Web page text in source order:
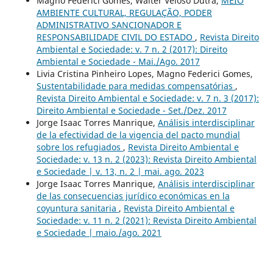
AMBIENTE CULTURAL, REGULAÇÃO, PODER
ADMINISTRATIVO SANCIONADOR E
RESPONSABILIDADE CIVIL DO ESTADO , Revista Direito
Ambiental e Sociedade: v. 7 n. 2 (2017): Direito
Ambiental e Sociedade - Mai./Ago. 2017
Livia Cristina Pinheiro Lopes, Magno Federici Gomes,
Sustentabilidade para medidas compensatórias ,
Revista Direito Ambiental e Sociedade: v. 7 n. 3 (2017):
Direito Ambiental e Sociedade - Set./Dez. 2017
Jorge Isaac Torres Manrique, Análisis interdisciplinar
de la efectividad de la vigencia del pacto mundial
sobre los refugiados , Revista Direito Ambiental e
Sociedade: v. 13 n. 2 (2023): Revista Direito Ambiental
e Sociedade | v. 13, n. 2 | mai. ago. 2023
Jorge Isaac Torres Manrique, Análisis interdisciplinar
de las consecuencias jurídico económicas en la
coyuntura sanitaria , Revista Direito Ambiental e
Sociedade: v. 11 n. 2 (2021): Revista Direito Ambiental
e Sociedade | maio./ago. 2021